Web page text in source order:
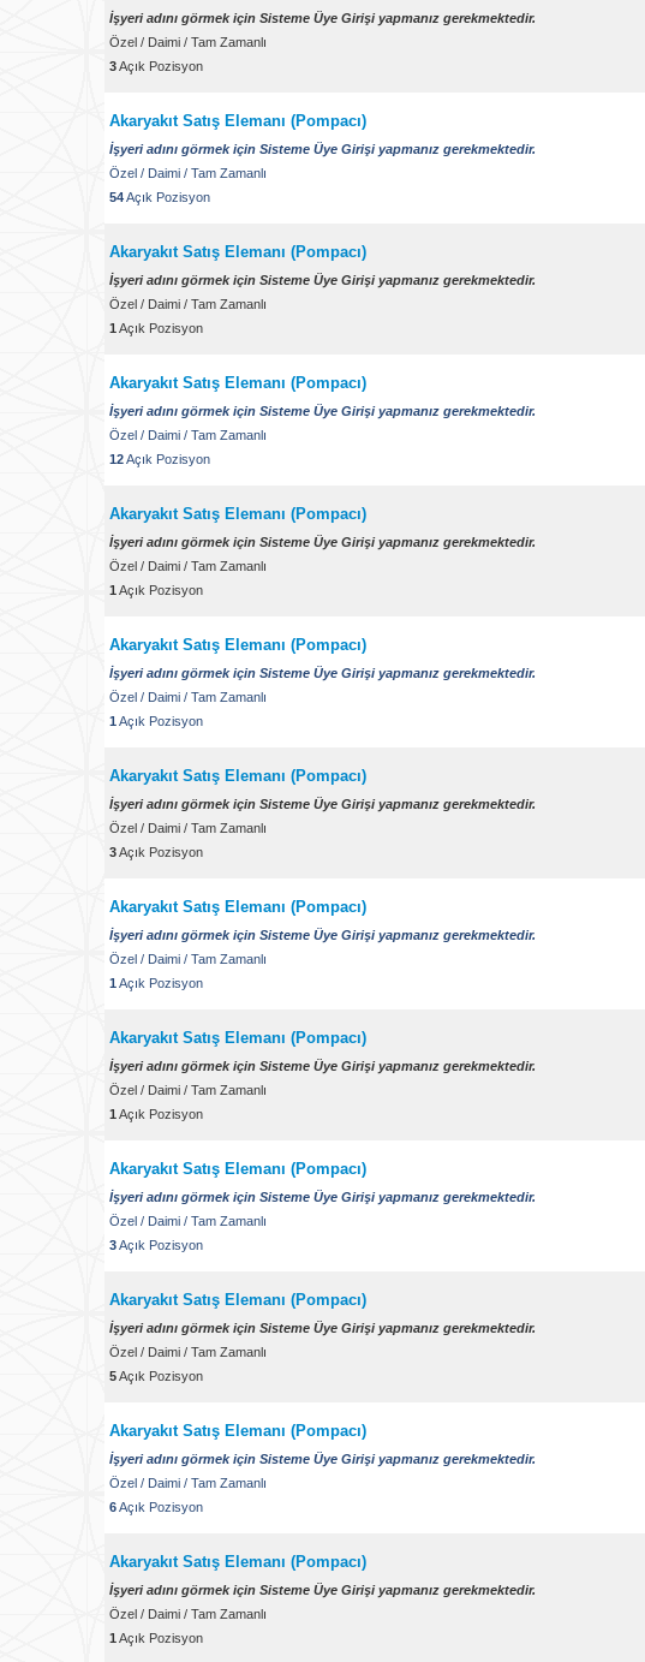
İşyeri adını görmek için Sisteme Üye Girişi yapmanız gerekmektedir.
Özel / Daimi / Tam Zamanlı
3Açık Pozisyon
Akaryakıt Satış Elemanı (Pompacı)
İşyeri adını görmek için Sisteme Üye Girişi yapmanız gerekmektedir.
Özel / Daimi / Tam Zamanlı
54Açık Pozisyon
Akaryakıt Satış Elemanı (Pompacı)
İşyeri adını görmek için Sisteme Üye Girişi yapmanız gerekmektedir.
Özel / Daimi / Tam Zamanlı
1 Açık Pozisyon
Akaryakıt Satış Elemanı (Pompacı)
İşyeri adını görmek için Sisteme Üye Girişi yapmanız gerekmektedir.
Özel / Daimi / Tam Zamanlı
12Açık Pozisyon
Akaryakıt Satış Elemanı (Pompacı)
İşyeri adını görmek için Sisteme Üye Girişi yapmanız gerekmektedir.
Özel / Daimi / Tam Zamanlı
1 Açık Pozisyon
Akaryakıt Satış Elemanı (Pompacı)
İşyeri adını görmek için Sisteme Üye Girişi yapmanız gerekmektedir.
Özel / Daimi / Tam Zamanlı
1 Açık Pozisyon
Akaryakıt Satış Elemanı (Pompacı)
İşyeri adını görmek için Sisteme Üye Girişi yapmanız gerekmektedir.
Özel / Daimi / Tam Zamanlı
3Açık Pozisyon
Akaryakıt Satış Elemanı (Pompacı)
İşyeri adını görmek için Sisteme Üye Girişi yapmanız gerekmektedir.
Özel / Daimi / Tam Zamanlı
1 Açık Pozisyon
Akaryakıt Satış Elemanı (Pompacı)
İşyeri adını görmek için Sisteme Üye Girişi yapmanız gerekmektedir.
Özel / Daimi / Tam Zamanlı
1 Açık Pozisyon
Akaryakıt Satış Elemanı (Pompacı)
İşyeri adını görmek için Sisteme Üye Girişi yapmanız gerekmektedir.
Özel / Daimi / Tam Zamanlı
3Açık Pozisyon
Akaryakıt Satış Elemanı (Pompacı)
İşyeri adını görmek için Sisteme Üye Girişi yapmanız gerekmektedir.
Özel / Daimi / Tam Zamanlı
5Açık Pozisyon
Akaryakıt Satış Elemanı (Pompacı)
İşyeri adını görmek için Sisteme Üye Girişi yapmanız gerekmektedir.
Özel / Daimi / Tam Zamanlı
6Açık Pozisyon
Akaryakıt Satış Elemanı (Pompacı)
İşyeri adını görmek için Sisteme Üye Girişi yapmanız gerekmektedir.
Özel / Daimi / Tam Zamanlı
1 Açık Pozisyon